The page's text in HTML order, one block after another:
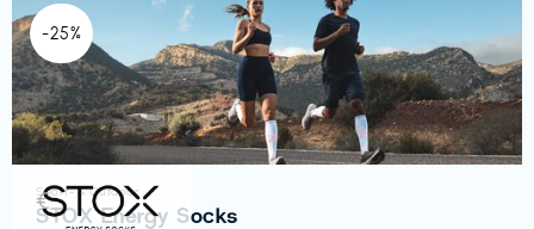
-25%
Sport- & Outdoor
STOX Energy Socks
€‎